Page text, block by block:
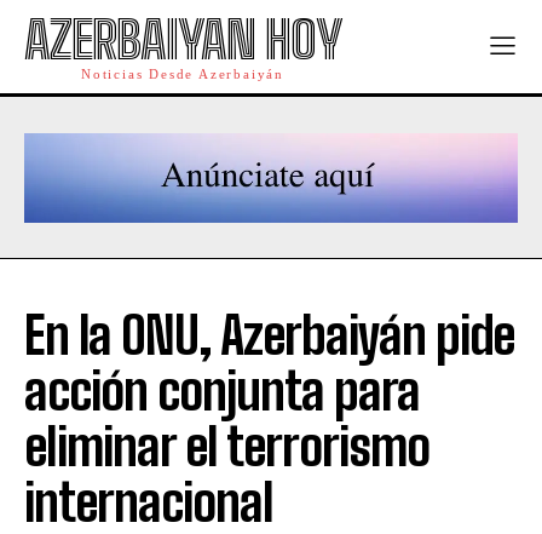
AZERBAIYAN HOY
Noticias Desde Azerbaiyán
En la ONU, Azerbaiyán pide
acción conjunta para
eliminar el terrorismo
internacional